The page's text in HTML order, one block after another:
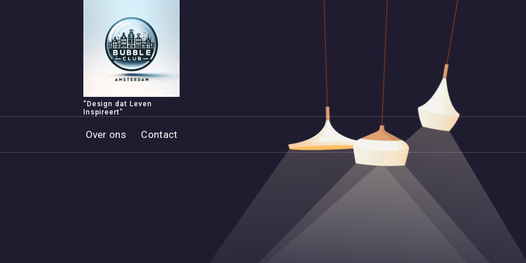
"Design dat Leven
Inspireert"
Over ons Contact